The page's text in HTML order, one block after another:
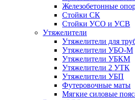
Железобетонные
Стойки СК
Стойки УСО и УСВ
Утяжелители
Утяжелители для
Утяжелители УБО-М
Утяжелители УБКМ
Утяжелители 2 УТК
Утяжелители УБП
Футеровочные маты
Мягкие силовые